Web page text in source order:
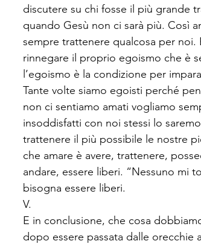
discutere su chi fosse il più grande
quando Gesù non ci sarà più. Così
sempre trattenere qualcosa per noi.
rinnegare il proprio egoismo che è
l’egoismo è la condizione per
Tante volte siamo egoisti perché
non ci sentiamo amati vogliamo
insoddisfatti con noi stessi lo
trattenere il più possibile le nostre
che amare è avere, trattenere,
andare, essere liberi. “Nessuno mi
bisogna essere liberi.
V.
E in conclusione, che cosa
dopo essere passata dalle orecchie